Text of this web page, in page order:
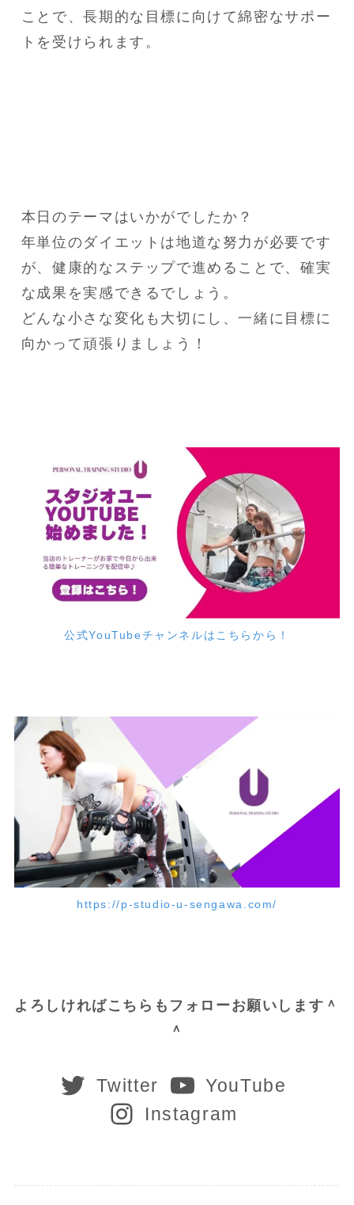
ことで、長期的な目標に向けて綿密なサポー
トを受けられます。
本日のテーマはいかがでしたか？
年単位のダイエットは地道な努力が必要です
が、健康的なステップで進めることで、確実
な成果を実感できるでしょう。
どんな小さな変化も大切にし、一緒に目標に
向かって頑張りましょう！
公式YouTubeチャンネルはこちらから！
https://p-studio-u-sengawa.com/
よろしければこちらもフォローお願いします＾
＾
Twitter
YouTube
Instagram